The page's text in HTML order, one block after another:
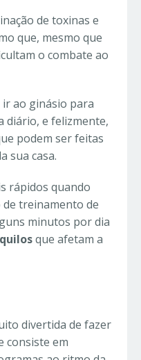
de toxinas e
que, mesmo que
o combate ao
ir ao ginásio para
diário, e felizmente,
podem ser feitas
sua casa.
rápidos quando
treinamento de
minutos por dia
que afetam a
divertida de fazer
consiste em